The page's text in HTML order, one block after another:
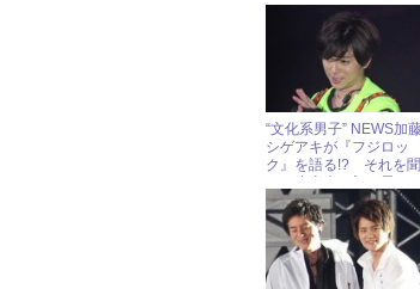
“文化系男子” NEWS加
シゲアキが『フジロッ
ク』を語る!? それを聞
ず......